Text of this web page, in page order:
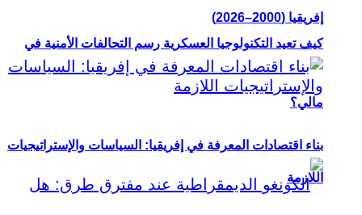
كيف تعيد التكنولوجيا العسكرية رسم التحالفات الأمنية في
مالي؟
إفريقيا (2000–2026)
بناء اقتصادات المعرفة في إفريقيا: السياسات والإستراتيجيات
اللازمة